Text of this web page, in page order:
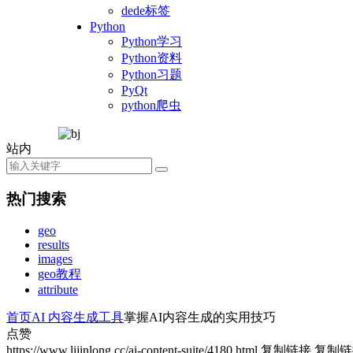
dede标签
Python
Python学习
Python资料
Python习题
PyQt
python爬虫
站内
热门搜索
geo
results
images
geo教程
attribute
首页AI 内容生成工具掌握AI内容生成的实用技巧
点赞